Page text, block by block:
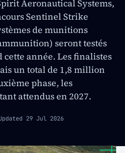
Aeronautical Systems,
Sentinel Strike
de munitions
seront testés
cette année. Les finalistes
un total de 1,8 million
phase, les
attendus en 2027.
29 Jul 2026